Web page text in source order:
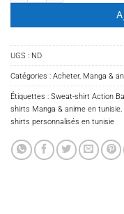
UGS : ND
Catégories : Acheter, Manga &
Étiquettes : Sweat-shirt Action
shirts Manga & anime en tunisie,
shirts personnalisés en tunisie